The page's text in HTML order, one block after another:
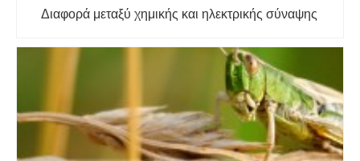
Διαφορά μεταξύ χημικής και ηλεκτρικής σύναψης